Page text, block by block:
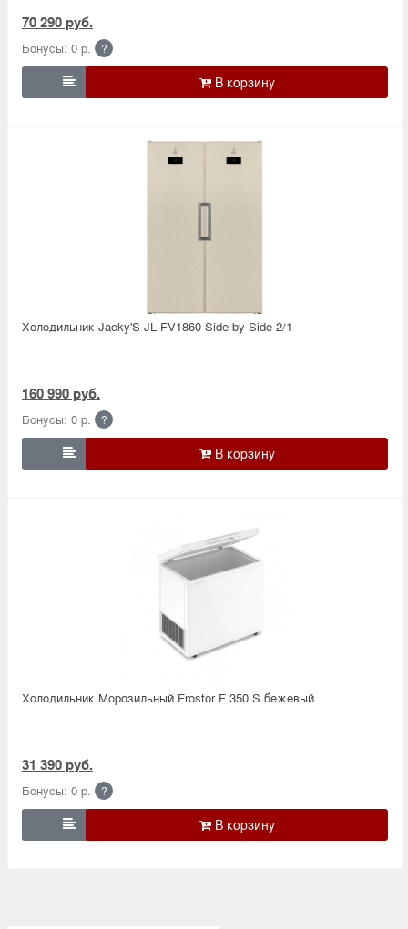
70 290 руб.
Бонусы: 0 р. ?

Холодильник Jacky'S JL FV1860 Side-by-Side 2/1
160 990 руб.
Бонусы: 0 р. ?

Холодильник Морозильный Frostor F 350 S бежевый
31 390 руб.
Бонусы: 0 р. ?
